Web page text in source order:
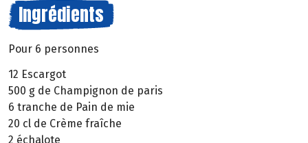
Ingrédients
Pour 6 personnes
12 Escargot
500 g de Champignon de paris
6 tranche de Pain de mie
20 cl de Crème fraîche
2 échalote